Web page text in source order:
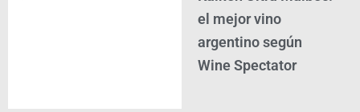
el mejor vino
argentino según
Wine Spectator